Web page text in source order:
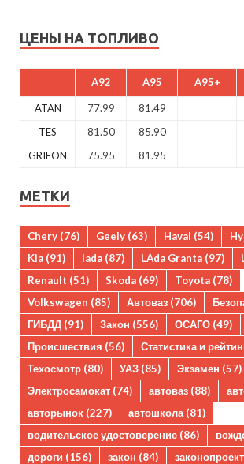
ЦЕНЫ НА ТОПЛИВО
A92 A95 A95+
ATAN 77.99 81.49
TES
81.50 85.90
GRIFON
75.95 81.95
МЕТКИ
Chery (76) Geely (63) Haval (54)
Kia (91) lada (87) LAda Granta (97)
Renault (51) Skoda (69) Toyota (78)
Volkswagen (85) Автоваз (706)
ГИБДД (91) Закон (556) ОСАГО (49)
Происшествия (56) Статистика и
Техосмотр (80) УАЗ (85) Экзамен (57)
Электросамокат (74) автоваз (88)
авторынок (227) автошкола(81)
водительское удостоверение (86)
дороги (156) закон (84) законопроект